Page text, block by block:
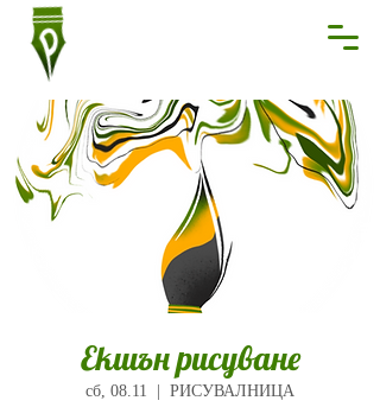
Екшън рисуване
сб, 08.11 РИСУВАЛНИЦА